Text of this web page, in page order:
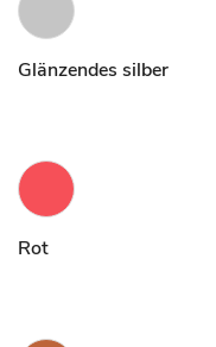
Glänzendes silber
Rot